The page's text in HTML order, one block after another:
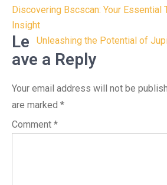
Post
navigation
Discovering Bscscan: Your Essential
Insight
Unleashing the Potential of
Le
ave a Reply
Your email address will not be
are marked *
Comment *